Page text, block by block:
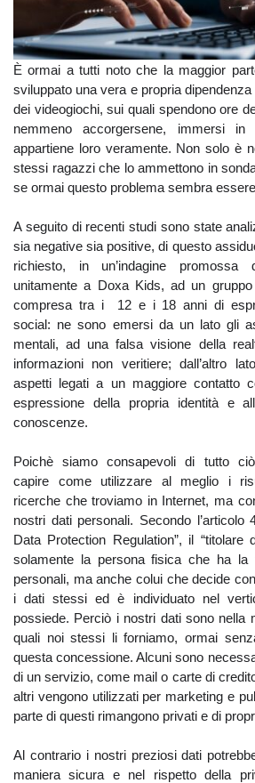
È ormai a tutti noto che la maggior
sviluppato una vera e propria
dei videogiochi, sui quali spendono ore
nemmeno accorgersene, immersi
appartiene loro veramente. Non solo è
stessi ragazzi che lo ammettono in
se ormai questo problema sembra
A seguito di recenti studi sono state
sia negative sia positive, di questo
richiesto, in un’indagine promossa
unitamente a Doxa Kids, ad un
compresa tra i 12 e i 18 anni di
social: ne sono emersi da un lato gli
mentali, ad una falsa visione della
informazioni non veritiere; dall’altro
aspetti legati a un maggiore contatto
espressione della propria identità e
conoscenze.
Poichè siamo consapevoli di tutto
capire come utilizzare al meglio i
ricerche che troviamo in Internet, ma
nostri dati personali. Secondo l’articolo
Data Protection Regulation”, il “titolare
solamente la persona fisica che ha la
personali, ma anche colui che decide
i dati stessi ed è individuato nel
possiede. Perciò i nostri dati sono nella
quali noi stessi li forniamo, ormai
questa concessione. Alcuni sono
di un servizio, come mail o carte di
altri vengono utilizzati per marketing e
parte di questi rimangono privati e di
Al contrario i nostri preziosi dati
maniera sicura e nel rispetto della